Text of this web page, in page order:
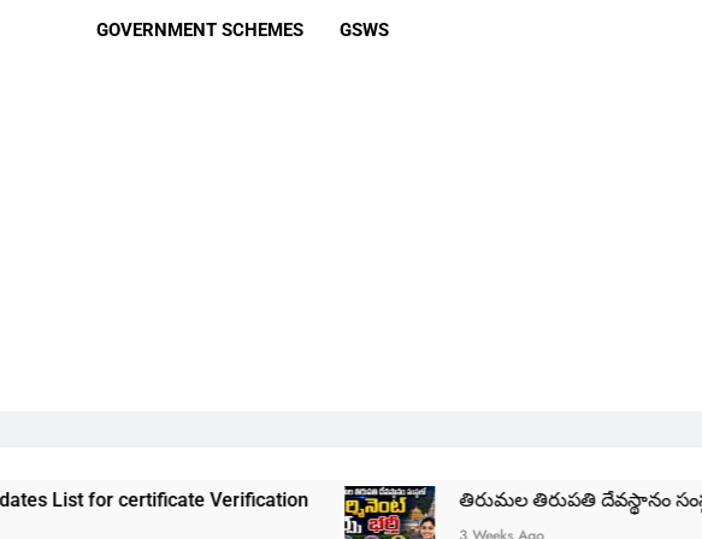
GOVERNMENT SCHEMES GSWS
certificate Verification తిరుమల తిరుపతి దేవస్థానం సంస్థలో ఉద్యోగాలు |